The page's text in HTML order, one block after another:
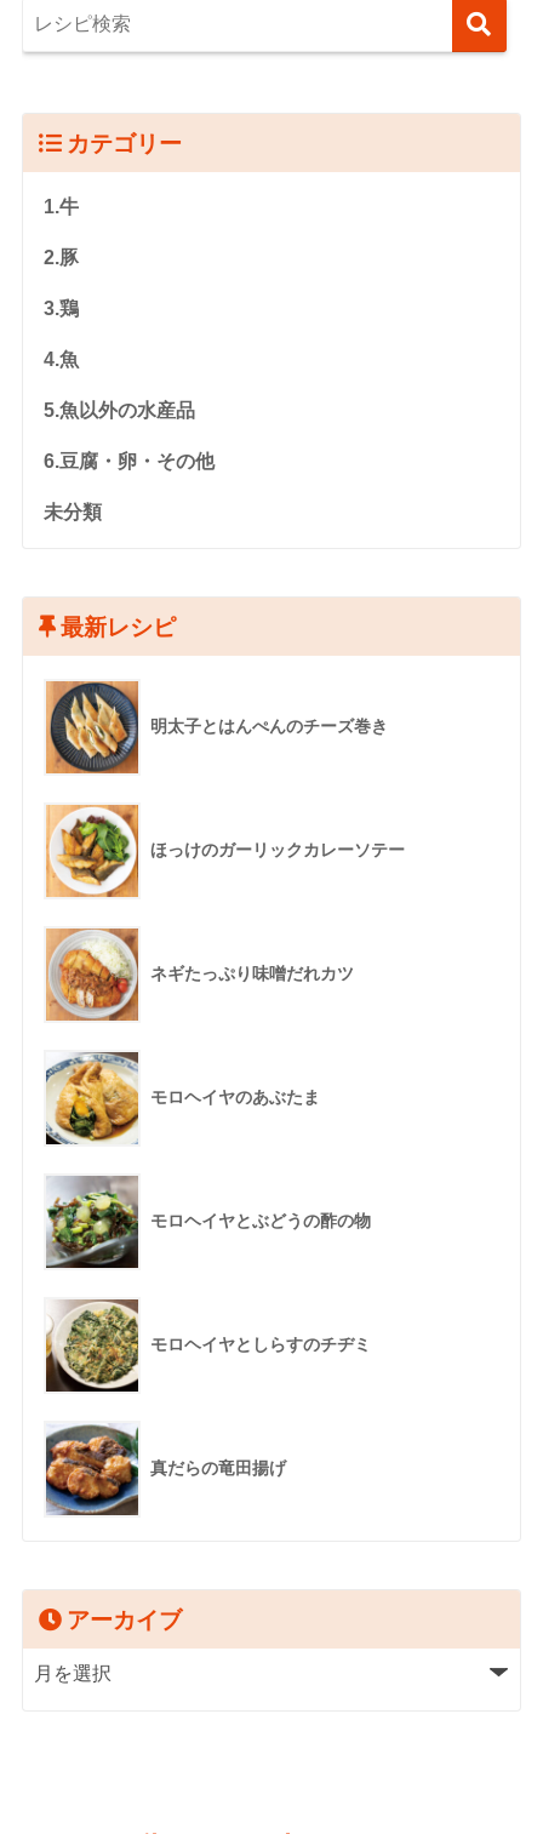
カテゴリー
1.牛
2.豚
3.鶏
4.魚
5.魚以外の水産品
6.豆腐・卵・その他
未分類
最新レシピ
明太子とはんぺんのチーズ巻き
ほっけのガーリックカレーソテー
ネギたっぷり味噌だれカツ
モロヘイヤのあぶたま
モロヘイヤとぶどうの酢の物
モロヘイヤとしらすのチヂミ
真だらの竜田揚げ
アーカイブ